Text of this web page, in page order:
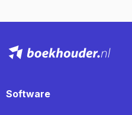
Software